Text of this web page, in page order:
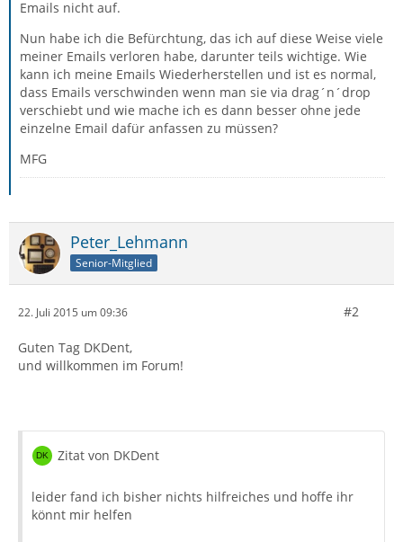
Emails nicht auf.
Nun habe ich die Befürchtung, das ich auf diese Weise viele
meiner Emails verloren habe, darunter teils wichtige. Wie
kann ich meine Emails Wiederherstellen und ist es normal,
dass Emails verschwinden wenn man sie via drag´n´drop
verschiebt und wie mache ich es dann besser ohne jede
einzelne Email dafür anfassen zu müssen?
MFG
Peter_Lehmann
Senior-Mitglied
22. Juli 2015 um 09:36 #2
Guten Tag DKDent,
und willkommen im Forum!
Zitat von DKDent
leider fand ich bisher nichts hilfreiches und hoffe ihr
könnt mir helfen